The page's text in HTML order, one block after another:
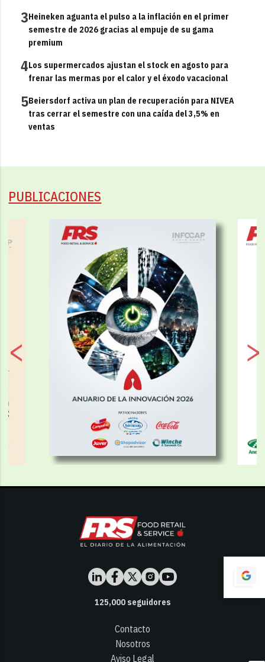
3Heineken aguanta el pulso a la inflación en el primer
semestre de 2026 gracias al empuje de su gama
premium
4Los supermercados ajustan el stock en agosto para
frenar las mermas por el calor y el éxodo vacacional
5Beiersdorf activa un plan de recuperación para NIVEA
tras cerrar el semestre con una caída del 3,5% en
ventas
PUBLICACIONES
125,000seguidores
Contacto
Nosotros
Aviso Legal